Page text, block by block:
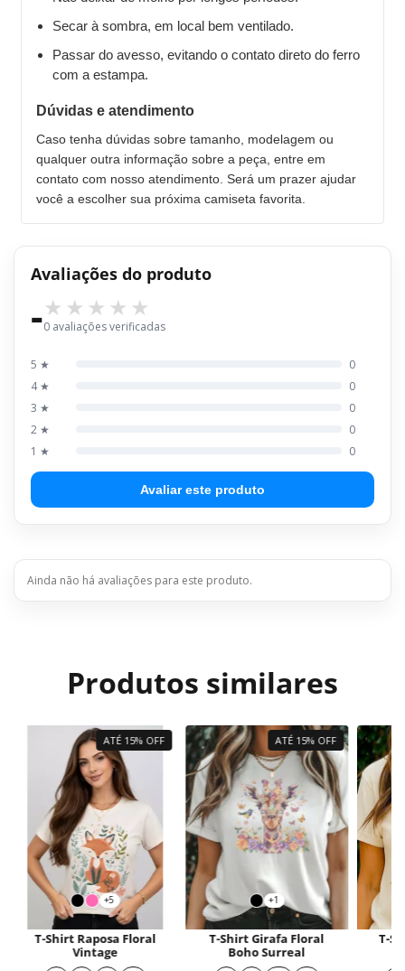
Secar à sombra, em local bem ventilado.
Passar do avesso, evitando o contato direto do ferro
com a estampa.
Dúvidas e atendimento
Caso tenha dúvidas sobre tamanho, modelagem ou
qualquer outra informação sobre a peça, entre em
contato com nosso atendimento. Será um prazer ajudar
você a escolher sua próxima camiseta favorita.
Avaliações do produto
-0 avaliações verificadas
5 ★
0
4 ★
0
3 ★
0
2 ★
0
1 ★
0
Avaliar este produto
Ainda não há avaliações para este produto.
Produtos similares
ATÉ 15% OFF
+5
T-Shirt Raposa Floral
Vintage
ATÉ 15% OFF
+1
T-Shirt Girafa Floral
Boho Surreal
T-